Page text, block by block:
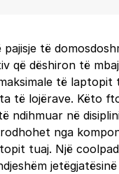
të
që dëshiron të
të laptopit
të lojërave. Këto
ndihmuar në
nga
tuaj. Një
jetëgjatësinë